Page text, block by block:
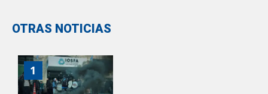
OTRAS NOTICIAS
1